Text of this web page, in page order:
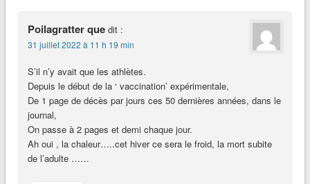
Poilagratter que dit :
31 juillet 2022 à 11 h 19 min
S’il n’y avait que les athlètes.
Depuis le début de la ‘ vaccination’ expérimentale,
De 1 page de décès par jours ces 50 dernières années, dans le
journal,
On passe à 2 pages et demi chaque jour.
Ah oui , la chaleur…..cet hiver ce sera le froid, la mort subite
de l’adulte ……